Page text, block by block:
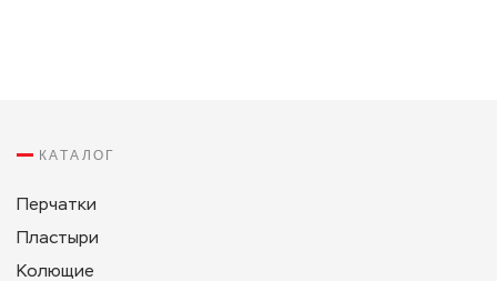
КАТАЛОГ
Перчатки
Пластыри
Колющие